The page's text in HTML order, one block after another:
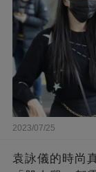
2023/07/25
袁詠儀的時尚